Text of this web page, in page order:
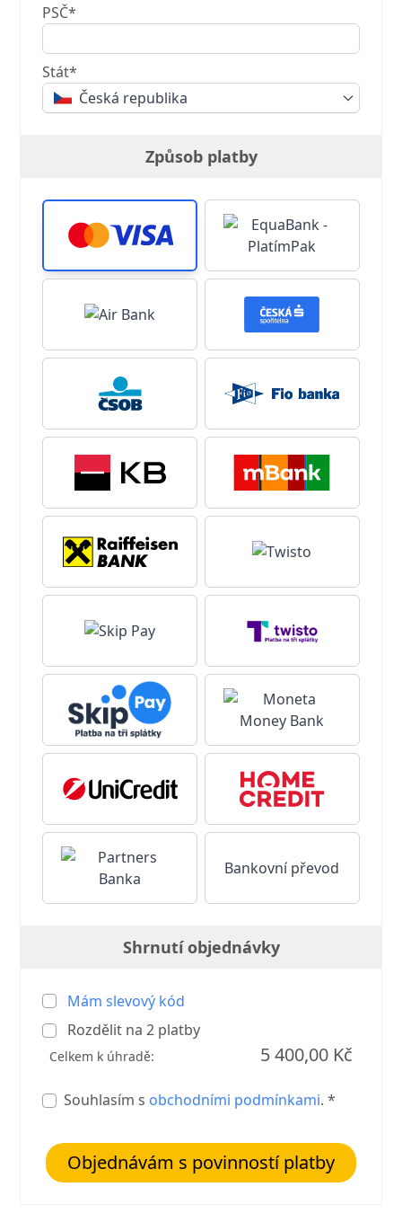
PSČ*
Stát*
Česká republika
Způsob platby
Bankovní převod
Shrnutí objednávky
Mám slevový kód
Rozdělit na2 platby
Celkem k úhradě: 5 400,00 Kč
Souhlasím s obchodními podmínkami. *
Objednávám s povinností platby